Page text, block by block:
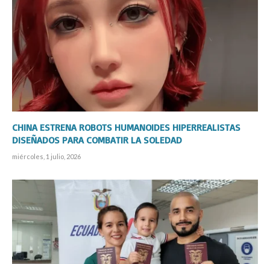
CHINA ESTRENA ROBOTS HUMANOIDES HIPERREALISTAS
DISEÑADOS PARA COMBATIR LA SOLEDAD
miércoles, 1 julio, 2026